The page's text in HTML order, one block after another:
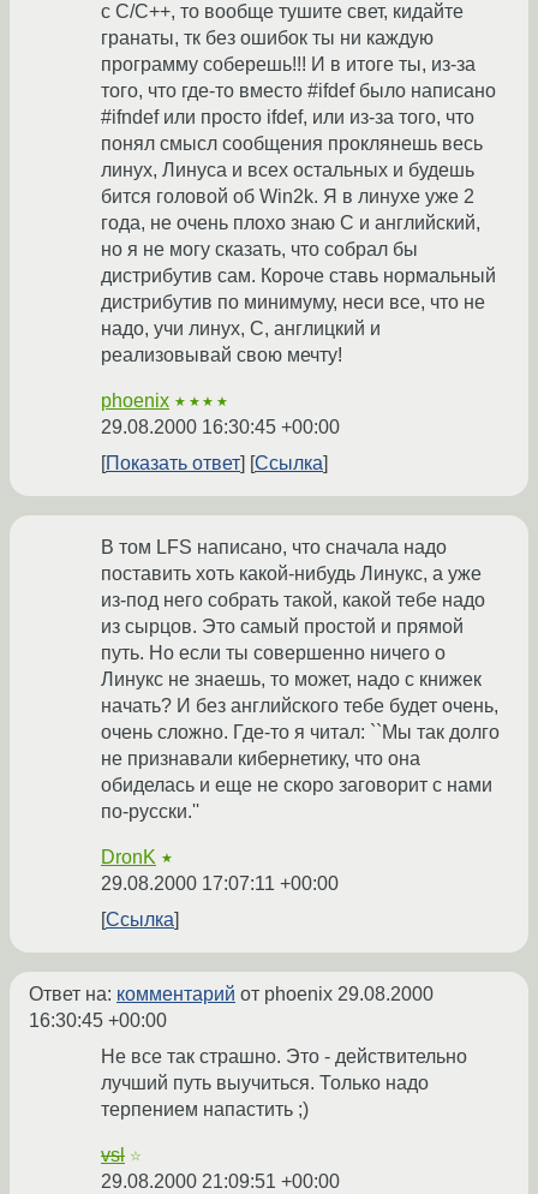
с С/C++, то вообще тушите свет, кидайте
гранаты, тк без ошибок ты ни каждую
программу соберешь!!! И в итоге ты, из-за
того, что где-то вместо #ifdef было написано
#ifndef или просто ifdef, или из-за того, что
понял смысл сообщения проклянешь весь
линух, Линуса и всех остальных и будешь
бится головой об Win2k. Я в линухе уже 2
года, не очень плохо знаю С и английский,
но я не могу сказать, что собрал бы
дистрибутив сам. Короче ставь нормальный
дистрибутив по минимуму, неси все, что не
надо, учи линух, С, англицкий и
реализовывай свою мечту!
phoenix ★★★★
29.08.2000 16:30:45 +00:00
Показать ответ
Ссылка
В том LFS написано, что сначала надо
поставить хоть какой-нибудь Линукс, а уже
из-под него собрать такой, какой тебе надо
из сырцов. Это самый простой и прямой
путь. Но если ты совершенно ничего о
Линукс не знаешь, то может, надо с книжек
начать? И без английского тебе будет очень,
очень сложно. Где-то я читал: ``Мы так долго
не признавали кибернетику, что она
обиделась и еще не скоро заговорит с нами
по-русски.''
DronK ★
29.08.2000 17:07:11 +00:00
Ссылка
Ответ на: комментарий от phoenix 29.08.2000
16:30:45 +00:00
Не все так страшно. Это - действительно
лучший путь выучиться. Только надо
терпением напастить ;)
vsl ☆
29.08.2000 21:09:51 +00:00